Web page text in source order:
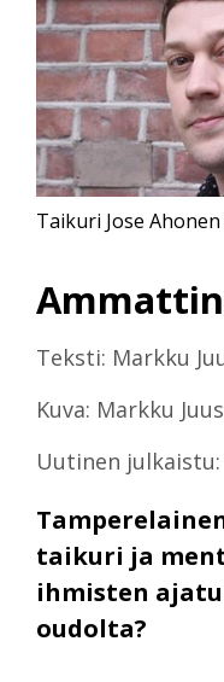
Teksti: Markku
Kuva: Markku
Uutinen julkaistu:
taikuri ja
ihmisten
oudolta?
Taikuri Jose